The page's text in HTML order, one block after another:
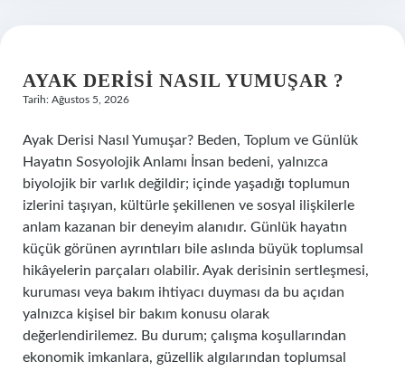
AYAK DERISI NASIL YUMUŞAR ?
Tarih: Ağustos 5, 2026
Ayak Derisi Nasıl Yumuşar? Beden, Toplum ve Günlük
Hayatın Sosyolojik Anlamı İnsan bedeni, yalnızca
biyolojik bir varlık değildir; içinde yaşadığı toplumun
izlerini taşıyan, kültürle şekillenen ve sosyal ilişkilerle
anlam kazanan bir deneyim alanıdır. Günlük hayatın
küçük görünen ayrıntıları bile aslında büyük toplumsal
hikâyelerin parçaları olabilir. Ayak derisinin sertleşmesi,
kuruması veya bakım ihtiyacı duyması da bu açıdan
yalnızca kişisel bir bakım konusu olarak
değerlendirilemez. Bu durum; çalışma koşullarından
ekonomik imkanlara, güzellik algılarından toplumsal